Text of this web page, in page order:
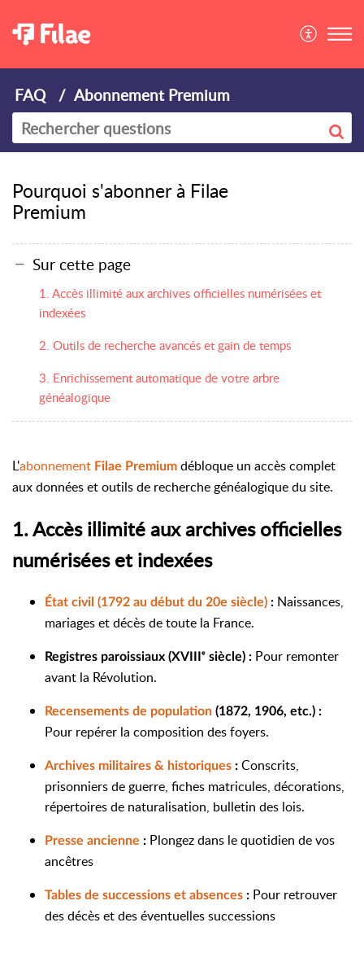
FAQ Abonnement Premium
Pourquoi s'abonner à Filae
Premium
Sur cette page
1. Accès illimité aux archives officielles numérisées et
indexées
2. Outils de recherche avancés et gain de temps
3. Enrichissement automatique de votre arbre
généalogique
L'abonnement Filae Premium débloque un accès complet
aux données et outils de recherche généalogique du site.
1. Accès illimité aux archives officielles
numérisées et indexées
État civil (1792 au début du 20e siècle) : Naissances,
mariages et décès de toute la France.
Registres paroissiaux (XVIIIᵉ siècle) : Pour remonter
avant la Révolution.
Recensements de population (1872, 1906, etc.) :
Pour repérer la composition des foyers.
Archives militaires & historiques : Conscrits,
prisonniers de guerre, fiches matricules, décorations,
répertoires de naturalisation, bulletin des lois.
Presse ancienne : Plongez dans le quotidien de vos
ancêtres
Tables de successions et absences : Pour retrouver
des décès et des éventuelles successions